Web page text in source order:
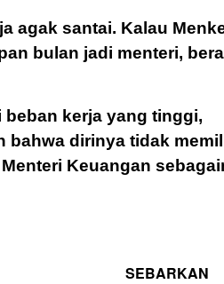
agak santai. Kalau
bulan jadi menteri,
kerja yang tinggi,
bahwa dirinya tidak
Keuangan
SEBARKAN